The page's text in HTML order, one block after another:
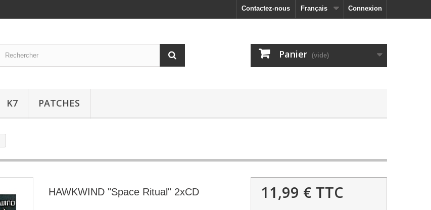
Connexion
Français
Contactez-nous
Panier (vide)
K7 PATCHES
HAWKWIND "Space Ritual" 2xCD 11,99 € TTC